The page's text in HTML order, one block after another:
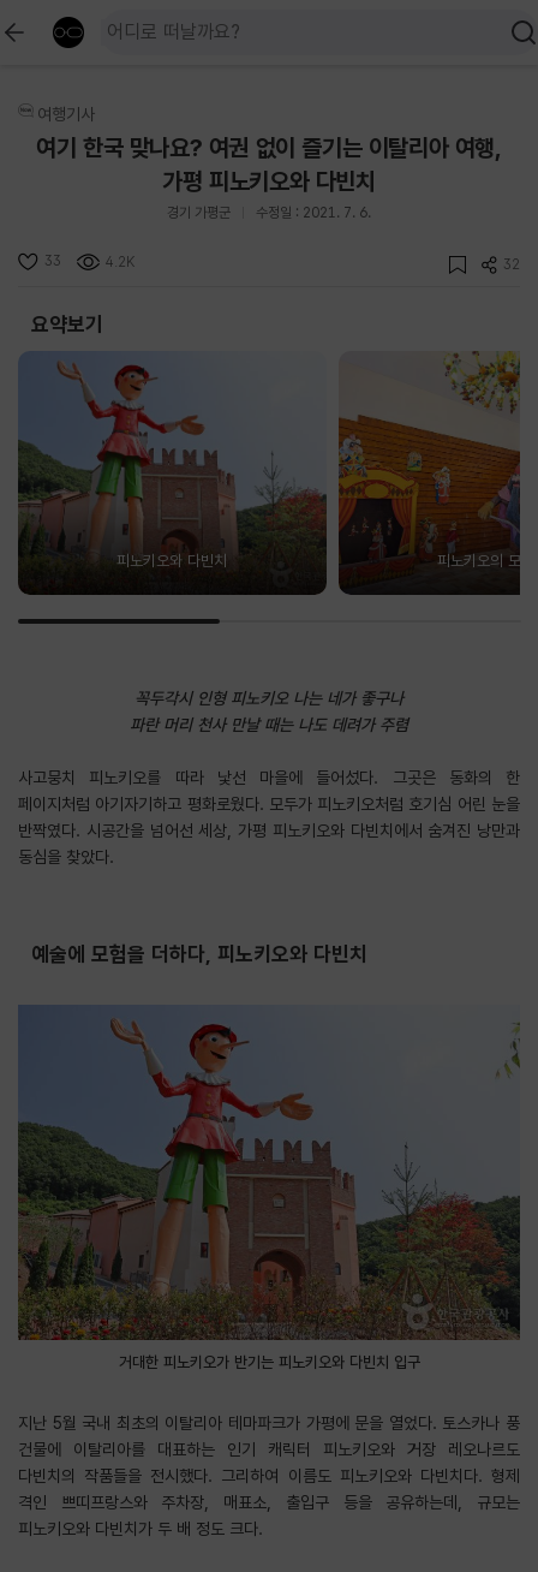
여행기사
여기 한국 맞나요? 여권 없이 즐기는 이탈리아 여행,
가평 피노키오와 다빈치
경기 가평군 수정일 : 2021. 7. 6.
33 4.2K 32
요약보기
피노키오와 다빈치 피노키오의 모험
꼭두각시 인형 피노키오 나는 네가 좋구나
파란 머리 천사 만날 때는 나도 데려가 주렴
사고뭉치 피노키오를 따라 낯선 마을에 들어섰다. 그곳은 동화의 한
페이지처럼 아기자기하고 평화로웠다. 모두가 피노키오처럼 호기심 어린 눈을
반짝였다. 시공간을 넘어선 세상, 가평 피노키오와 다빈치에서 숨겨진 낭만과
동심을 찾았다.
예술에 모험을 더하다, 피노키오와 다빈치
거대한 피노키오가 반기는 피노키오와 다빈치 입구
지난 5월 국내 최초의 이탈리아 테마파크가 가평에 문을 열었다. 토스카나 풍
건물에 이탈리아를 대표하는 인기 캐릭터 피노키오와 거장 레오나르도
다빈치의 작품들을 전시했다. 그리하여 이름도 피노키오와 다빈치다. 형제
격인 쁘띠프랑스와 주차장, 매표소, 출입구 등을 공유하는데, 규모는
피노키오와 다빈치가 두 배 정도 크다.